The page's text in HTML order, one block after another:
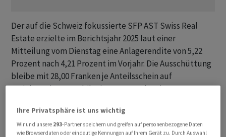
Der auf die Schweiz fokussierte SFP AST Swiss Real
Estate erzielte im Berichtsjahr 2025 laut einer
Mitteilung vom Dienstag eine Anlagerendite von 5,22
Prozent nach 4,21 Prozent im Vorjahr. Die Ausschüttung
bleibe mit 28,00 Franken je Anteilsschein auf
Vorjahresniveau stabil. Dies entspreche einer
Ausschüttungsquote auf 81,9 Prozent von zuvor 85,9
Prozent reduziert habe.
Ihre Privatsphäre ist uns wichtig
Wir und unsere 293-Partner speichern und greifen auf personenbezogene Daten
wie Browserdaten oder eindeutige Kennungen auf Ihrem Gerät zu. Durch Auswahl